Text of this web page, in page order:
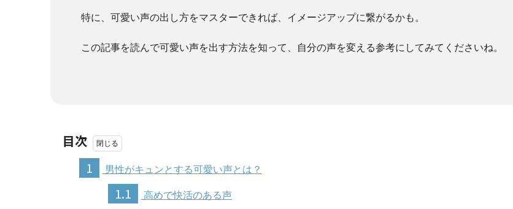
特に、可愛い声の出し方をマスターできれば、イメージアップに繋がるかも。
この記事を読んで可愛い声を出す方法を知って、自分の声を変える参考にしてみてくださいね。
目次
1
男性がキュンとする可愛い声とは？
1.1 高めで快活のある声